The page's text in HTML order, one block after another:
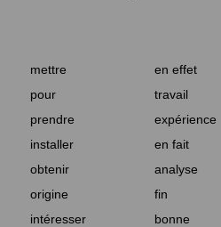
mettre en effet
pour travail
prendre expérience
installer en fait
obtenir analyse
origine fin
intéresser bonne